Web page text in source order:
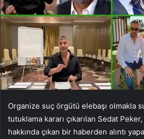
Organize suç örgütü elebaşı olmakla
tutuklama kararı çıkarılan Sedat
hakkında çıkan bir haberden alıntı